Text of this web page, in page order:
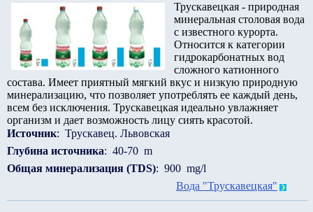
Трускавецкая - природная
минеральная столовая вода
с известного курорта.
Относится к категории
гидрокарбонатных вод
сложного катионного
состава. Имеет приятный мягкий вкус и низкую природную
минерализацию, что позволяет употреблять ее каждый день,
всем без исключения. Трускавецкая идеально увлажняет
организм и дает возможность лицу сиять красотой.
Источник: Трускавец. Львовская
Глубина источника: 40-70 m
Общая минерализация (TDS): 900 mg/l
Вода "Трускавецкая"